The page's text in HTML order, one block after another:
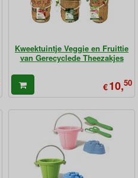
Kweektuintje Veggie en Fruittie
van Gerecyclede Theezakjes
€10,50